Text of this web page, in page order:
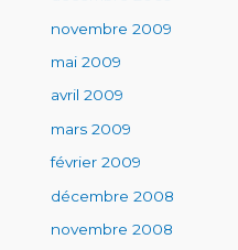
novembre 2009
mai 2009
avril 2009
mars 2009
février 2009
décembre 2008
novembre 2008